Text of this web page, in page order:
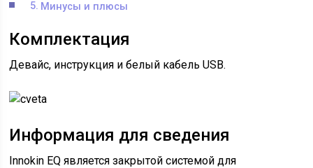
Минусы и плюсы
Комплектация
Девайс, инструкция и белый кабель USB.
Информация для сведения
Innokin EQ является закрытой системой для